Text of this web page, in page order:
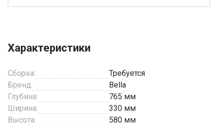
Характеристики
Сборка:
Требуется
Бренд:
Bella
Глубина:
765 мм
Ширина:
330 мм
Высота:
580 мм